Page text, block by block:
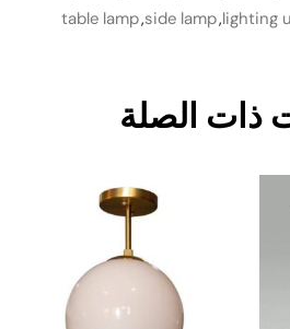
lighting
,
side lamp
,
table lamp
ذات الصلة